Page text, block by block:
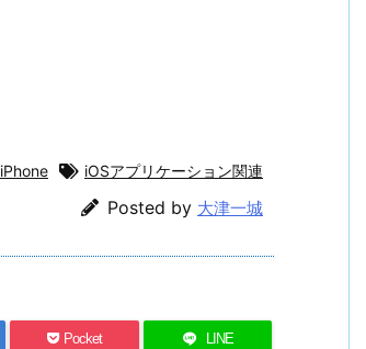
iPhone iOSアプリケーション関連
Posted by 大津一城
Pocket LINE